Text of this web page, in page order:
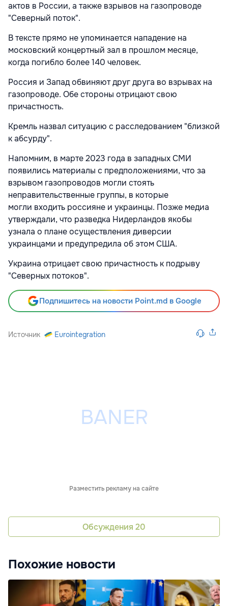
актов в России, а также взрывов на газопроводе
"Северный поток".
В тексте прямо не упоминается нападение на
московский концертный зал в прошлом месяце,
когда погибло более 140 человек.
Россия и Запад обвиняют друг друга во взрывах на
газопроводе. Обе стороны отрицают свою
причастность.
Кремль назвал ситуацию с расследованием "близкой
к абсурду".
Напомним, в марте 2023 года в западных СМИ
появились материалы с предположениями, что за
взрывом газопроводов могли стоять
неправительственные группы, в которые
могли входить россияне и украинцы. Позже медиа
утверждали, что разведка Нидерландов якобы
узнала о плане осуществления диверсии
украинцами и предупредила об этом США.
Украина отрицает свою причастность к подрыву
"Северных потоков".
Подпишитесь на новости Point.md в Google
Источник Eurointegration
Разместить рекламу на сайте
Обсуждения 20
Похожие новости